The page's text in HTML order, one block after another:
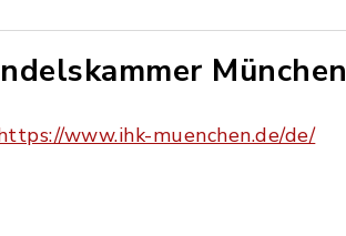
München
www.ihk-muenchen.de/de/